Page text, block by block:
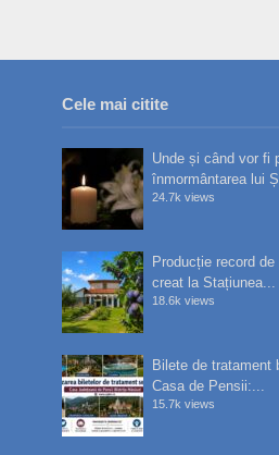
Cele mai citite
Unde și când vor fi
înmormântarea lui
24.7k views
Producție record
creat la Stațiunea...
18.6k views
Bilete de tratament
Casa de Pensii:...
15.7k views